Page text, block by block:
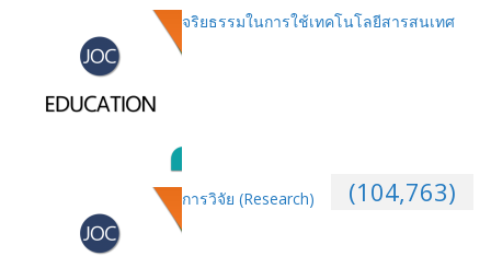
จริยธรรมในการใช้เทคโนโลยีสารสนเทศ
(104,763)
การวิจัย (Research)